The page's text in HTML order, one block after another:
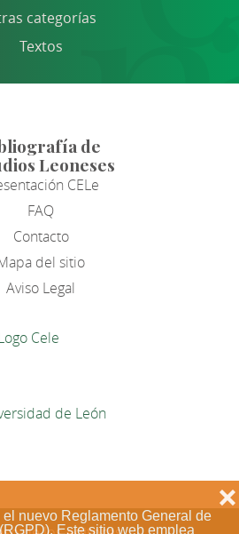
nuevo Reglamento General de
Este sitio web emplea
❌
categorías
Textos
de
Leoneses
CELe
FAQ
Contacto
del sitio
Aviso Legal